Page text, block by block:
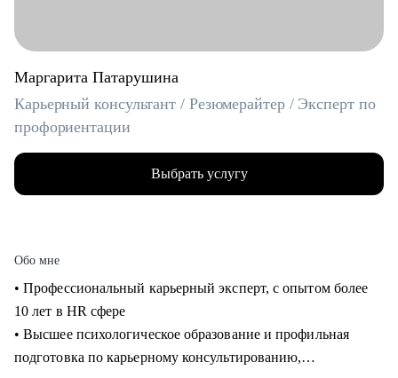
Маргарита Патарушина
Карьерный консультант / Резюмерайтер / Эксперт по
профориентации
Выбрать услугу
Обо мне
• Профессиональный карьерный эксперт, с опытом более
10 лет в HR сфере
• Высшее психологическое образование и профильная
подготовка по карьерному консультированию,